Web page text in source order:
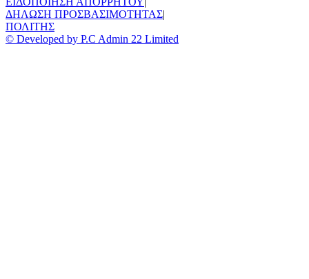
ΔΗΛΩΣΗ ΠΡΟΣΒΑΣΙΜΟΤΗΤΑΣ|
ΠΟΛΙΤΗΣ
© Developed by P.C Admin 22 Limited